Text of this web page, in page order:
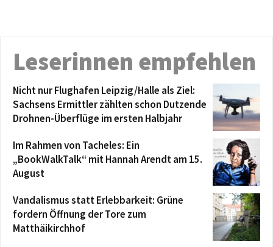
Leserinnen empfehlen
Nicht nur Flughafen Leipzig/Halle als Ziel:
Sachsens Ermittler zählten schon Dutzende
Drohnen-Überflüge im ersten Halbjahr
Im Rahmen von Tacheles: Ein
„BookWalkTalk“ mit Hannah Arendt am 15.
August
Vandalismus statt Erlebbarkeit: Grüne
fordern Öffnung der Tore zum
Matthäikirchhof